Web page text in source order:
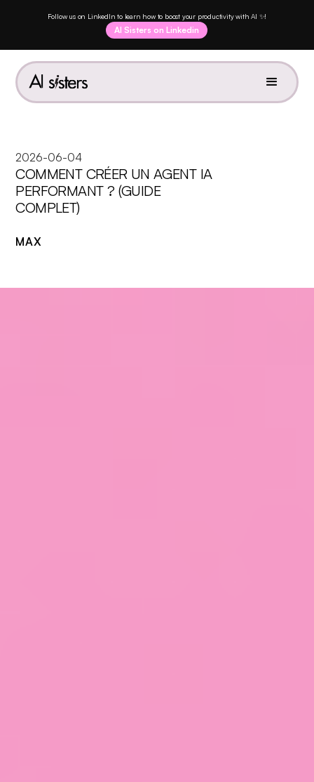
Follow us on LinkedIn to learn how to boost your productivity with AI ✨!
AI Sisters on Linkedin
2026-06-04
COMMENT CRÉER UN AGENT IA
PERFORMANT ? (GUIDE
COMPLET)
MAX